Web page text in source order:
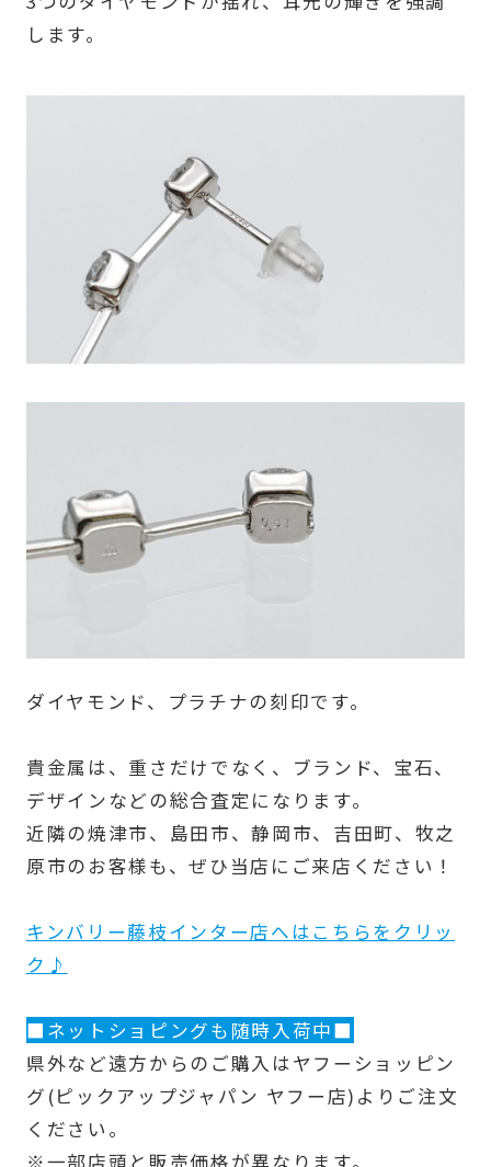
します。
ダイヤモンド、プラチナの刻印です。
貴金属は、重さだけでなく、ブランド、宝石、
デザインなどの総合査定になります。
近隣の焼津市、島田市、静岡市、吉田町、牧之
原市のお客様も、ぜひ当店にご来店ください！
キンバリー藤枝インター店へはこちらをクリッ
ク♪
■ネットショピングも随時入荷中■
県外など遠方からのご購入はヤフーショッピン
グ(ピックアップジャパン ヤフー店)よりご注文
ください。
※一部店頭と販売価格が異なります。